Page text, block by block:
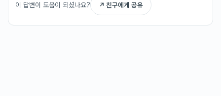
이 답변이 도움이 되셨나요? ↗ 친구에게 공유